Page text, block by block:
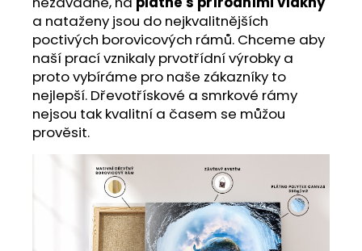
a nataženy jsou do nejkvalitnějších
poctivých borovicových rámů. Chceme aby
naší prací vznikaly prvotřídní výrobky a
proto vybíráme pro naše zákazníky to
nejlepší. Dřevotřískové a smrkové rámy
nejsou tak kvalitní a časem se můžou
prověsit.